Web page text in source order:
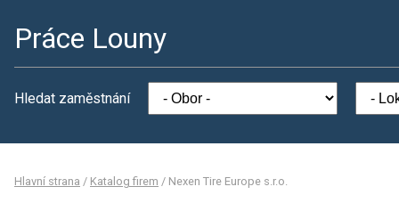
Práce Louny
Hledat zaměstnání
Hlavní strana / Katalog firem / Nexen Tire Europe s.r.o.